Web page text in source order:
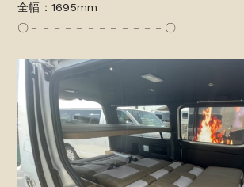
全幅：1695mm
〇－－－－－－－－－－－－〇